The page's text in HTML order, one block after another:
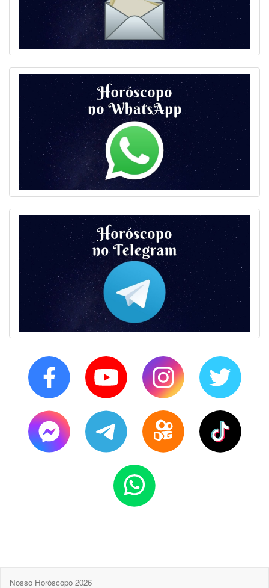
Nosso Horóscopo 2026